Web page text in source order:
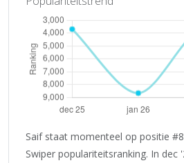
Saif staat momenteel op positie
Swiper populariteitsranking. In dec